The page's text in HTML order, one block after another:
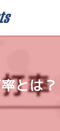
とは？